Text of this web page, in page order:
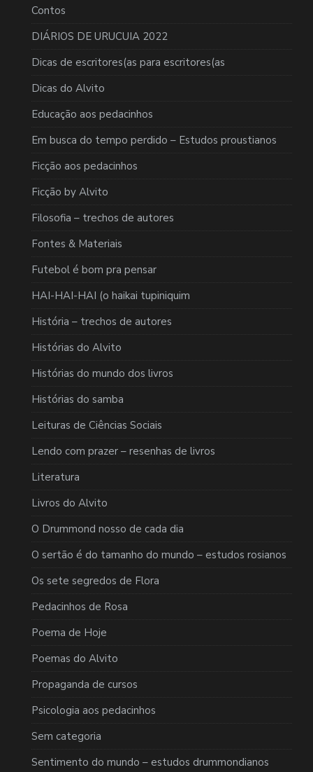
Contos
DIÁRIOS DE URUCUIA 2022
Dicas de escritores(as para escritores(as
Dicas do Alvito
Educação aos pedacinhos
Em busca do tempo perdido – Estudos proustianos
Ficção aos pedacinhos
Ficção by Alvito
Filosofia – trechos de autores
Fontes & Materiais
Futebol é bom pra pensar
HAI-HAI-HAI (o haikai tupiniquim
História – trechos de autores
Histórias do Alvito
Histórias do mundo dos livros
Histórias do samba
Leituras de Ciências Sociais
Lendo com prazer – resenhas de livros
Literatura
Livros do Alvito
O Drummond nosso de cada dia
O sertão é do tamanho do mundo – estudos rosianos
Os sete segredos de Flora
Pedacinhos de Rosa
Poema de Hoje
Poemas do Alvito
Propaganda de cursos
Psicologia aos pedacinhos
Sem categoria
Sentimento do mundo – estudos drummondianos